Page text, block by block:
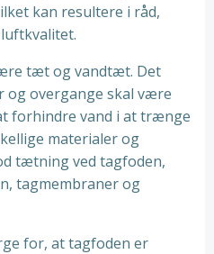
kan resultere i råd,
tæt og vandtæt. Det
og overgange skal være
forhindre vand i at trænge
materialer og
tætning ved tagfoden,
tagmembraner og
for, at tagfoden er